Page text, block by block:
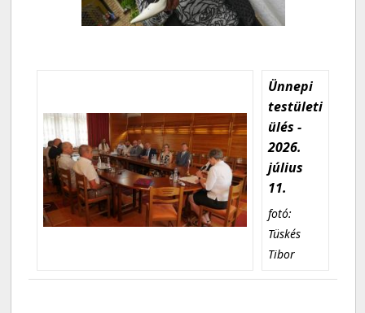
Ünnepi
testületi
ülés -
2026.
július
11.
fotó:
Tüskés
Tibor